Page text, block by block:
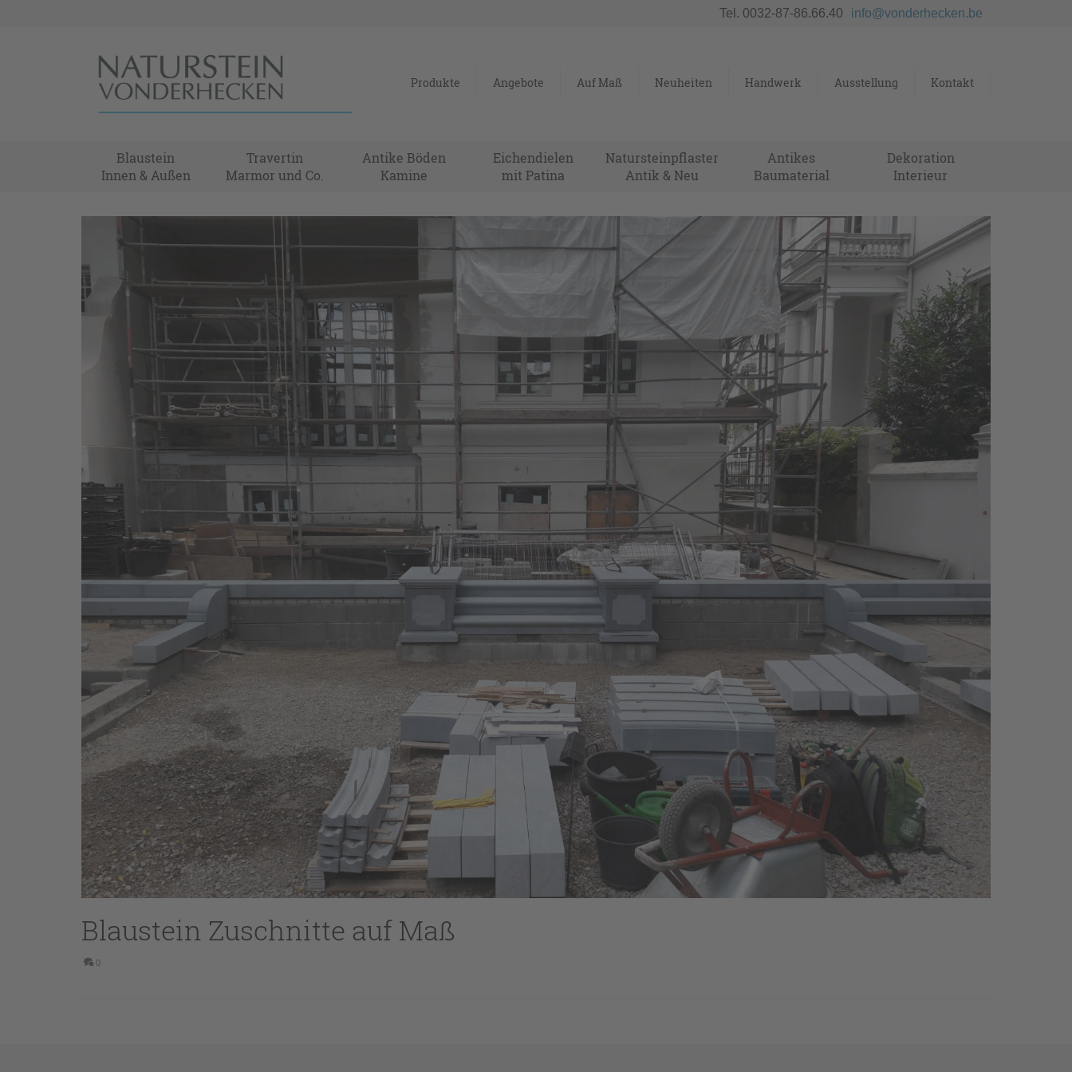
Tel. 0032-87-86.66.40 info@vonderhecken.be
Produkte Angebote Auf Maß Neuheiten Handwerk Ausstellung Kontakt
Blaustein
Innen & Außen
Travertin
Marmor und Co.
Antike Böden
Kamine
Eichendielen
mit Patina
Natursteinpflaster
Antik & Neu
Antikes
Baumaterial
Dekoration
Interieur
Blaustein Zuschnitte auf Maß
0